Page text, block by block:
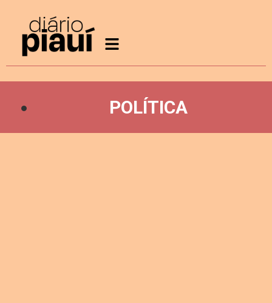
POLÍTICA